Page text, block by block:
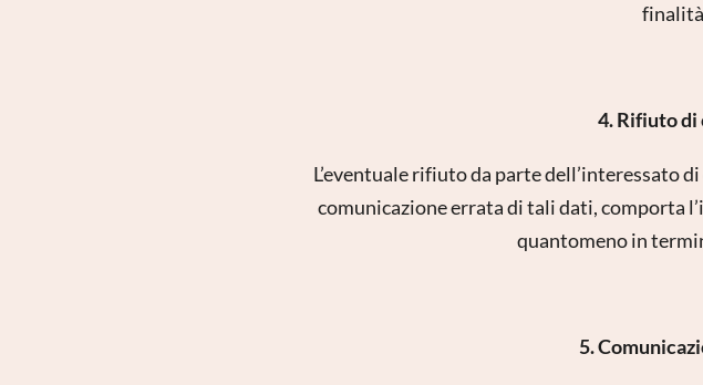
4. Rifiuto
L’eventuale rifiuto da parte dell’interessato
comunicazione errata di tali dati, comporta
quantomeno in
5.
E-mail*